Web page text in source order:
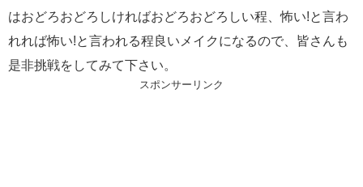
はおどろおどろしければおどろおどろしい程、怖い!と言わ
れれば怖い!と言われる程良いメイクになるので、皆さんも
是非挑戦をしてみて下さい。
スポンサーリンク